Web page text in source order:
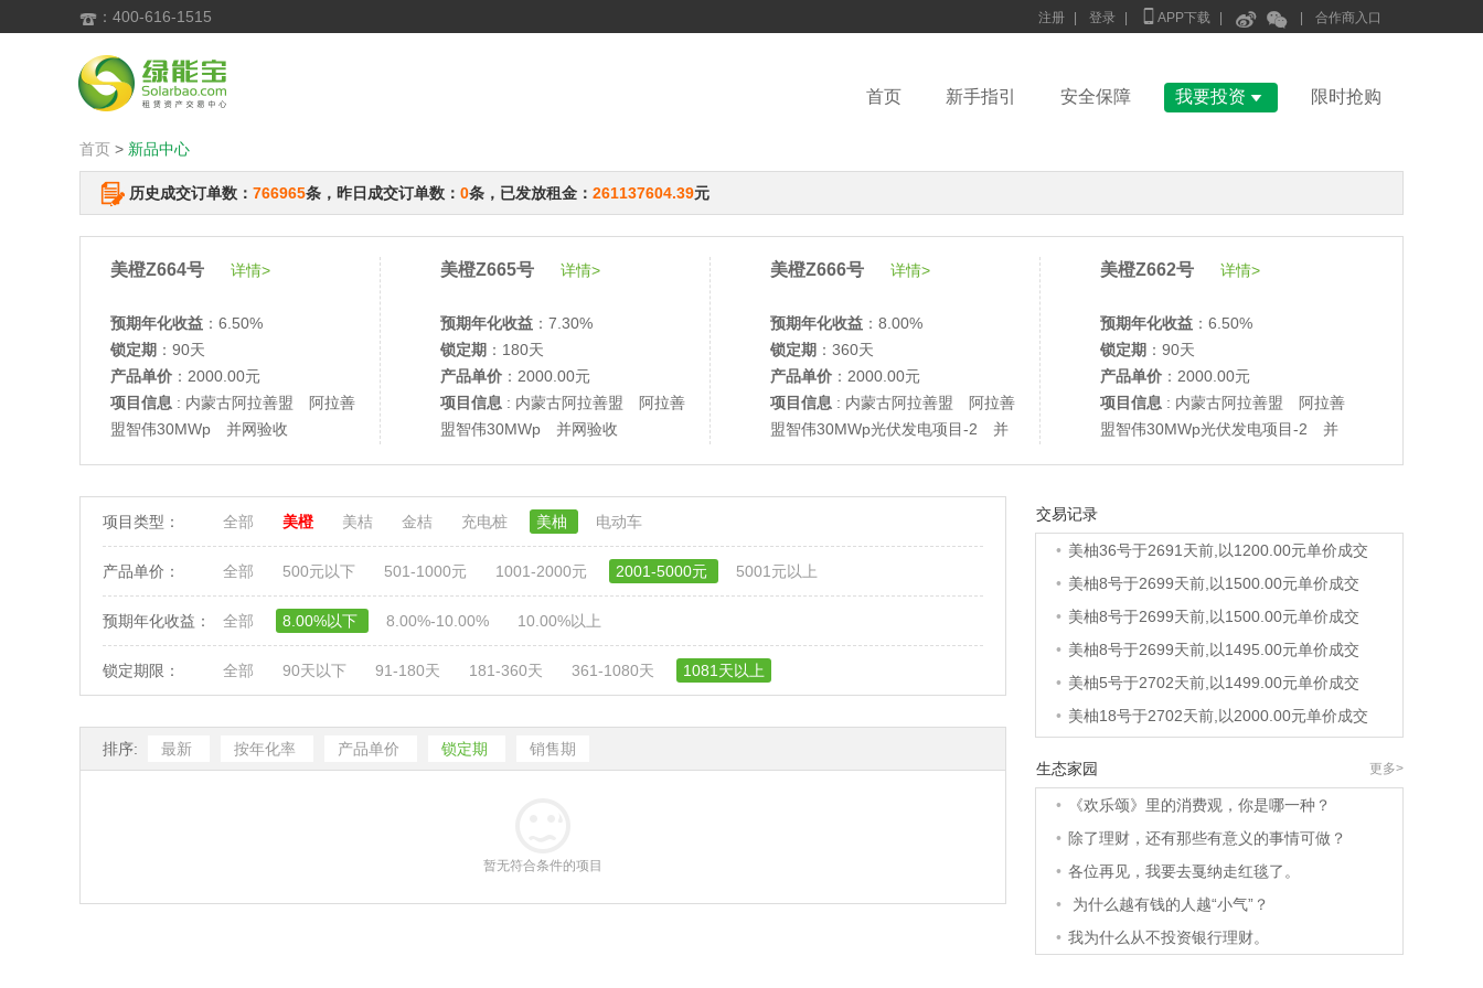
 ：400-616-1515 注册 登录  APP下载   合作商入口
首页 新手指引 安全保障 我要投资  限时抢购
首页 > 新品中心
历史成交订单数： 766965条，昨日成交订单数： 0条，已发放租金： 261137604.39元
美橙Z664号 详情>
预期年化收益 ：6.50%
锁定期 ：90天
产品单价 ：2000.00元
项目信息 : 内蒙古阿拉善盟 阿拉善
盟智伟30MWp 并网验收
美橙Z665号 详情>
预期年化收益 ：7.30%
锁定期 ：180天
产品单价 ：2000.00元
项目信息 : 内蒙古阿拉善盟 阿拉善
盟智伟30MWp 并网验收
美橙Z666号 详情>
预期年化收益 ：8.00%
锁定期 ：360天
产品单价 ：2000.00元
项目信息 : 内蒙古阿拉善盟 阿拉善
盟智伟30MWp光伏发电项目-2 并
美橙Z662号 详情>
预期年化收益 ：6.50%
锁定期 ：90天
产品单价 ：2000.00元
项目信息 : 内蒙古阿拉善盟 阿拉善
盟智伟30MWp光伏发电项目-2 并
项目类型： 全部 美橙 美桔 金桔 充电桩 美柚 电动车
产品单价： 全部 500元以下 501-1000元 1001-2000元 2001-5000元 5001元以上
预期年化收益： 全部 8.00%以下 8.00%-10.00% 10.00%以上
锁定期限： 全部 90天以下 91-180天 181-360天 361-1080天 1081天以上
排序: 最新 按年化率 产品单价 锁定期 销售期
暂无符合条件的项目
交易记录
• 美柚40号于2690天前,以1200.00元单价成交
• 美柚36号于2691天前,以1200.00元单价成交
• 美柚8号于2699天前,以1500.00元单价成交
• 美柚8号于2699天前,以1500.00元单价成交
• 美柚8号于2699天前,以1495.00元单价成交
• 美柚5号于2702天前,以1499.00元单价成交
• 美柚18号于2702天前,以2000.00元单价成交
•
美柚3号于2703天前,以1500.00元单价成交
美柚38号于2703天前,以1500.00元单价成交
美柚20号于2717天前,以1495.00元单价成交
美柚38号于2720天前,以1500.00元单价成交
美柚10号于2720天前,以2000.00元单价成交
美柚8号于2722天前,以1490.00元单价成交
生态家园 更多>
•
《欢乐颂》里的消费观，你是哪一种？
• 除了理财，还有那些有意义的事情可做？
• 各位再见，我要去戛纳走红毯了。
•
为什么越有钱的人越“小气”？
• 我为什么从不投资银行理财。